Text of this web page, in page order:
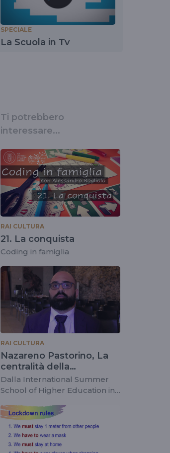
SPECIALE
La Scuola in Tv
Ti potrebbero
interessare...
RAI CULTURA
21. La conquista
Coding in famiglia
RAI CULTURA
Nazareno Pastorino, La
centralità della
predicazione
Dalla International Summer
School of Higher Education in